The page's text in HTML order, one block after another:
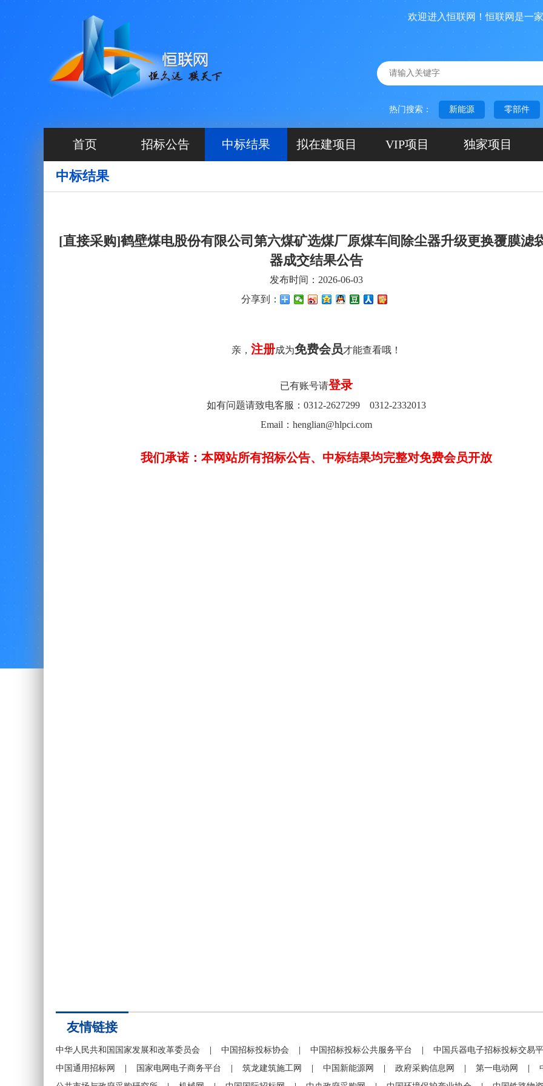
欢迎进入恒联网！恒联网是一家前
热门搜索： 新能源 零部件
首页 招标公告 中标结果 拟在建项目 VIP项目 独家项目
中标结果
[直接采购]鹤壁煤电股份有限公司第六煤矿选煤厂原煤车间除尘器升级更换覆膜滤
器成交结果公告
发布时间：2026-06-03
分享到：
亲， 注册成为免费会员才能查看哦！
已有账号请登录
如有问题请致电客服：0312-2627299 0312-2332013
Email：henglian@hlpci.com
我们承诺：本网站所有招标公告、中标结果均完整对免费会员开放
友情链接
中华人民共和国国家发展和改革委员会 中国招标投标协会 中国招标投标公共服务平台
中国兵器电子招标投标交易
中国通用招标网
国家电网电子商务平台 筑龙建筑施工网 中国新能源网 政府采购信息网 第一电动网